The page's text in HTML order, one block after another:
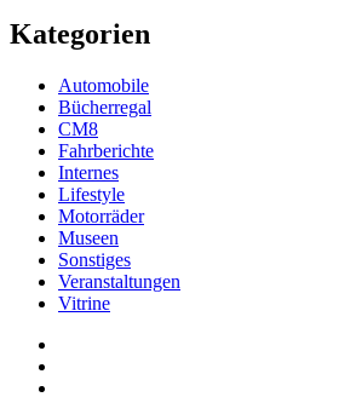
Kategorien
Automobile
Bücherregal
CM8
Fahrberichte
Internes
Lifestyle
Motorräder
Museen
Sonstiges
Veranstaltungen
Vitrine